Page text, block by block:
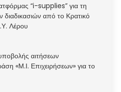
“i-supplies” για τη
διαδικασιών από το Κρατικό
Λέρου
αιτήσεων
«Μ.Ι. Επιχειρήσεων» για το